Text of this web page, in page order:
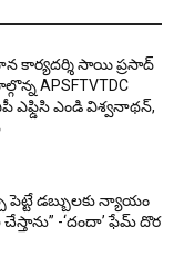
కార్యదర్శి సాయి ప్రసాద్
APSFTVTDC
ఎఫ్డిసి ఎండి విశ్వనాథన్,
పెట్టే డబ్బులకు న్యాయం
-‘దందా’ ఫేమ్ దొర